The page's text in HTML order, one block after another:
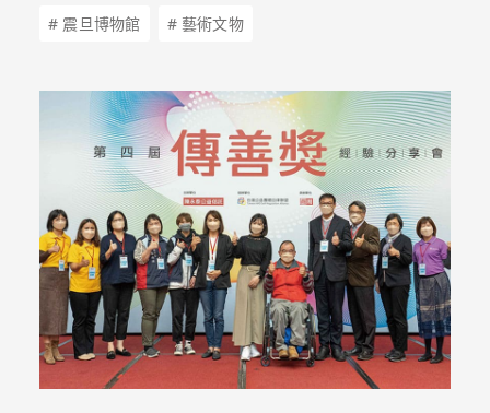
# 震旦博物館 # 藝術文物